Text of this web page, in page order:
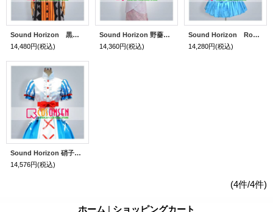
Sound Horizon 黒き女将の宿 田舎娘 コスプレ衣装
14,480円(税込)
Sound Horizon 野薔薇姫 コスプレ衣装
14,360円(税込)
Sound Horizon Roman「朝と夜の物語」紫陽花の姫君 コスプレ衣装
14,280円(税込)
Sound Horizon 硝子の棺で眠る姫君 コスプレ衣装
14,576円(税込)
(4件/4件)
ホーム | ショッピングカート